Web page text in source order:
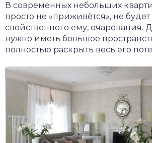
В современных небольших
просто не «приживётся», не
свойственного ему, очарования.
нужно иметь большое
полностью раскрыть весь его